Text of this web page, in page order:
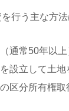
行う主な方法
通常50年以上
設立して土地
区分所有権取